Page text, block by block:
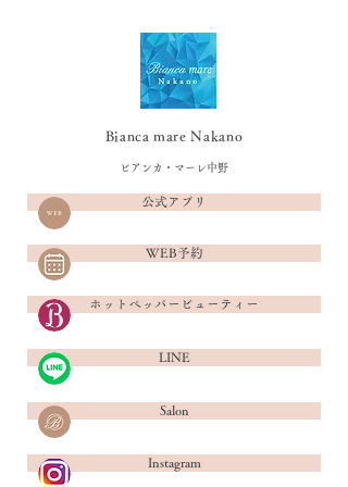
Bianca mare Nakano
ビアンカ・マーレ中野
公式アプリ
WEB予約
ホットペッパービューティー
LINE
Salon
Instagram